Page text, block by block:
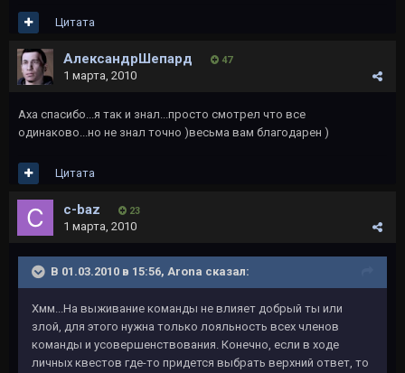
Цитата
АлександрШепард 47
1 марта, 2010
Аха спасибо...я так и знал...просто смотрел что все
одинаково...но не знал точно )весьма вам благодарен )
Цитата
c-baz 23
1 марта, 2010
В 01.03.2010 в 15:56, Arona сказал:
Хмм...На выживание команды не влияет добрый ты или
злой, для этого нужна только лояльность всех членов
команды и усовершенствования. Конечно, если в ходе
личных квестов где-то придется выбрать верхний ответ, то